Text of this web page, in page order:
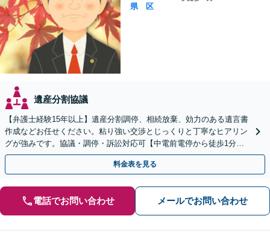
県
区
遺産分割協議
【弁護士経験15年以上】遺産分割調停、相続放棄、効力のある遺言書
作成などお任せください。粘り強い交渉とじっくりと丁寧なヒアリン
グが強みです。協議・調停・訴訟対応可【中電前電停から徒歩1分】
【法テラス利用可】【弁護士直通電話】
料金表を見る
電話でお問い合わせ メールでお問い合わせ